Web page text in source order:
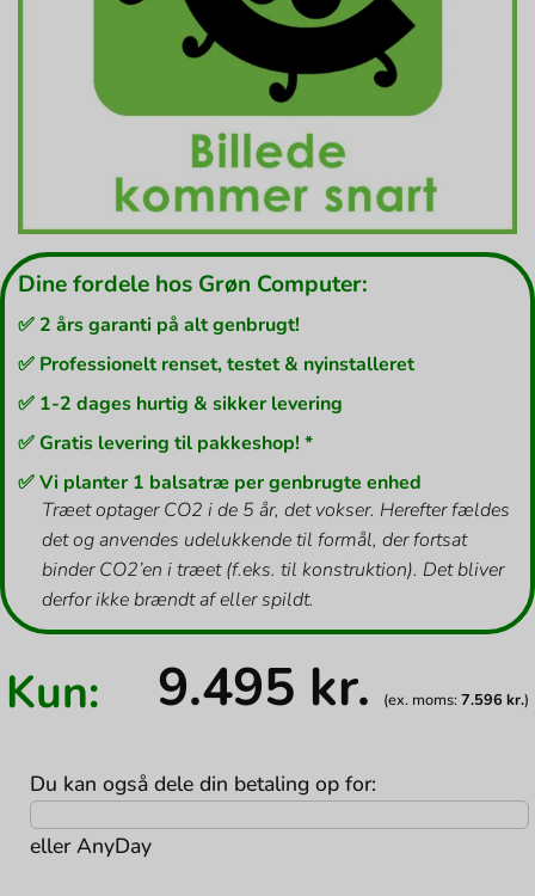
Dine fordele hos Grøn Computer:
✅ 2 års garanti på alt genbrugt!
✅ Professionelt renset, testet & nyinstalleret
✅ 1-2 dages hurtig & sikker levering
✅ Gratis levering til pakkeshop! *
✅ Vi planter 1 balsatræ per genbrugte enhed
Træet optager CO2 i de 5 år, det vokser. Herefter fældes
det og anvendes udelukkende til formål, der fortsat
binder CO2’en i træet (f.eks. til konstruktion). Det bliver
derfor ikke brændt af eller spildt.
Kun: 9.495 kr. (ex. moms:7.596 kr.)
Du kan også dele din betaling op for:
ellerAnyDay